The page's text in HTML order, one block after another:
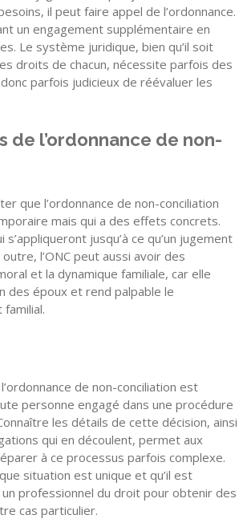
il peut faire appel de l’ordonnance.
un engagement supplémentaire en
Le système juridique, bien qu’il soit
droits de chacun, nécessite parfois des
parfois judicieux de réévaluer les
de l’ordonnance de non-
que l’ordonnance de non-conciliation
mais qui a des effets concrets.
jusqu’à ce qu’un jugement
l’ONC peut aussi avoir des
et la dynamique familiale, car elle
des époux et rend palpable le
de non-conciliation est
personne engagé dans une procédure
les détails de cette décision, ainsi
qui en découlent, permet aux
à ce processus parfois complexe.
situation est unique et qu’il est
professionnel du droit pour obtenir des
cas particulier.